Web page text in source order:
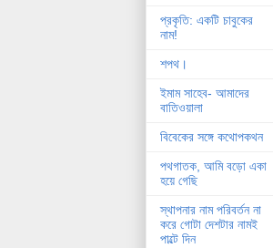
প্রকৃতি: একটি চাবুকের
নাম!
শপথ।
ইমাম সাহেব- আমাদের
বাতিওয়ালা
বিবেকের সঙ্গে কথোপকথন
পথগাতক, আমি বড়ো একা
হয়ে গেছি
স্থাপনার নাম পরিবর্তন না
করে গোটা দেশটার নামই
পাল্টে দিন